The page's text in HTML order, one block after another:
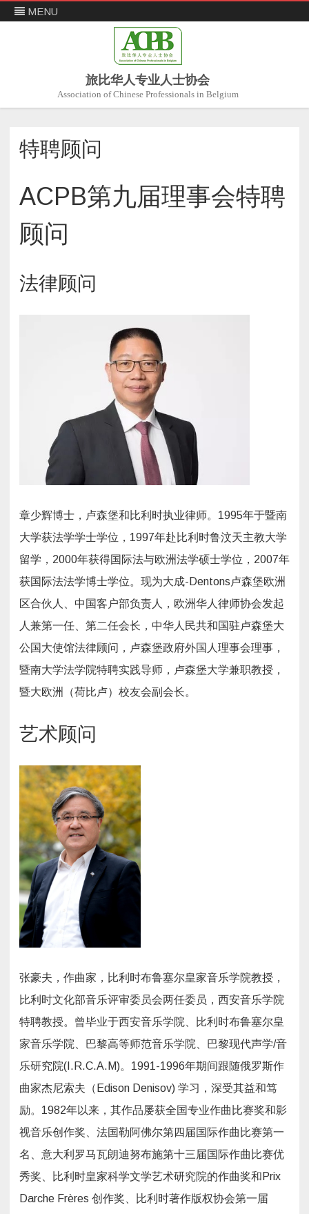
MENU
旅比华人专业人士协会
Association of Chinese Professionals in Belgium
Skip
特聘顾问
ACPB第九届理事会特聘
顾问
法律顾问
章少辉博士，卢森堡和比利时执业律师。1995年于暨南
大学获法学学士学位，1997年赴比利时鲁汶天主教大学
留学，2000年获得国际法与欧洲法学硕士学位，2007年
获国际法法学博士学位。现为大成-Dentons卢森堡欧洲
区合伙人、中国客户部负责人，欧洲华人律师协会发起
人兼第一任、第二任会长，中华人民共和国驻卢森堡大
公国大使馆法律顾问，卢森堡政府外国人理事会理事，
暨南大学法学院特聘实践导师，卢森堡大学兼职教授，
暨大欧洲（荷比卢）校友会副会长。
艺术顾问
张豪夫，作曲家，比利时布鲁塞尔皇家音乐学院教授，
比利时文化部音乐评审委员会两任委员，西安音乐学院
特聘教授。曾毕业于西安音乐学院、比利时布鲁塞尔皇
家音乐学院、巴黎高等师范音乐学院、巴黎现代声学/音
乐研究院(I.R.C.A.M)。1991-1996年期间跟随俄罗斯作
曲家杰尼索夫（Edison Denisov) 学习，深受其益和笃
励。1982年以来，其作品屡获全国专业作曲比赛奖和影
视音乐创作奖、法国勒阿佛尔第四届国际作曲比赛第一
名、意大利罗马瓦朗迪努布施第十三届国际作曲比赛优
秀奖、比利时皇家科学文学艺术研究院的作曲奖和Prix
Darche Frères 创作奖、比利时著作版权协会第一届